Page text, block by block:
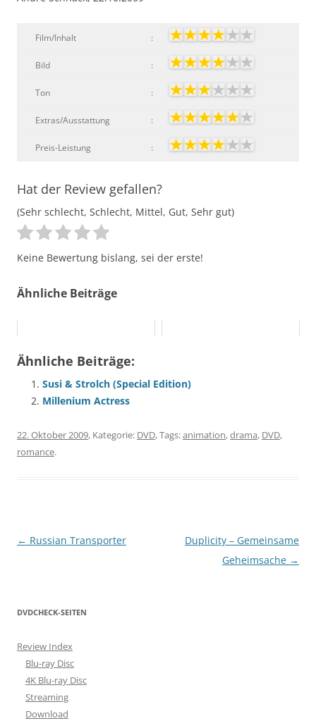
Film/Inhalt :
Bild :
Ton :
Extras/Ausstattung :
Preis-Leistung :
Hat der Review gefallen?
(Sehr schlecht, Schlecht, Mittel, Gut, Sehr gut)
Keine Bewertung bislang, sei der erste!
Ähnliche Beiträge
Ähnliche Beiträge:
Susi & Strolch (Special Edition)
Millenium Actress
22. Oktober 2009, Kategorie: DVD, Tags:animation,drama, DVD,
romance.
Beitragsnavigation
← Russian Transporter
Duplicity – Gemeinsame
Geheimsache →
DVDCHECK-SEITEN
Review Index
Blu-ray Disc
4K Blu-ray Disc
Streaming
Download